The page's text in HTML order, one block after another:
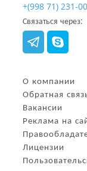
+(998 71) 231-
Связаться через:
О компании
Обратная
Вакансии
Реклама на
Лицензии